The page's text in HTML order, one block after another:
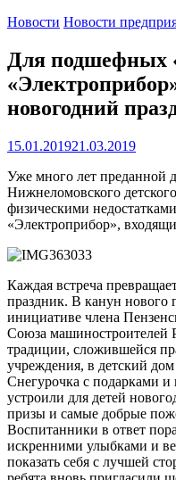
Новости Новости
Для подшефных
новогодний
15.01.201921.03.2019
Уже много лет преданной
Нижнеломовского
физическими
«Электроприбор»,
Каждая встреча
праздник. В канун нового
инициативе члена
Союза
традиции, сложившейся
учреждения, в детский
Снегурочка с подарками
устроили для детей
призы и самые добрые
Воспитанники в ответ
искренними улыбками и
показать себя с лучшей